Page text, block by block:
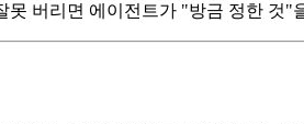
못 버리면 에이전트가 "방금 정한 것"